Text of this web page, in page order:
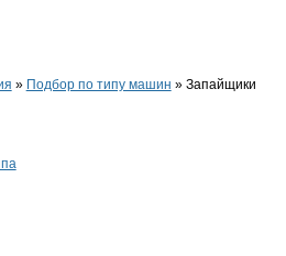
» Подбор по типу машин » Запайщики